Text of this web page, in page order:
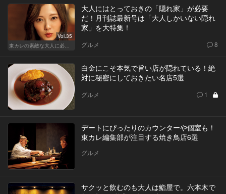
Vol.35
東カレの素敵な大人に必要なこと
大人にはとっておきの「隠れ家」が必要
だ！月刊誌最新号は「大人しかいない隠れ
家」を大特集！
グルメ 8
白金にこそ本気で旨い店が隠れている！絶
対に秘密にしておきたい名店5選
グルメ 1
デートにぴったりのカウンターや個室も！
東カレ編集部が注目する焼き鳥店6選
グルメ
サクッと飲むのも大人は鮨屋で。六本木で